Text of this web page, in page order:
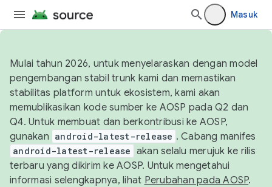
Masuk
Mulai tahun 2026, untuk menyelaraskan dengan model
pengembangan stabil trunk kami dan memastikan
stabilitas platform untuk ekosistem, kami akan
memublikasikan kode sumber ke AOSP pada Q2 dan
Q4. Untuk membuat dan berkontribusi ke AOSP,
gunakan android-latest-release . Cabang manifes
android-latest-release akan selalu merujuk ke rilis
terbaru yang dikirim ke AOSP. Untuk mengetahui
informasi selengkapnya, lihat Perubahan pada AOSP.